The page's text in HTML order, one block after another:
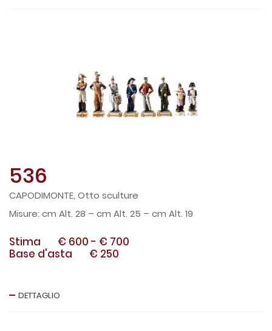
536
CAPODIMONTE, Otto sculture
cm Alt. 28 – cm Alt. 25 – cm Alt. 19
Stima € 600 - € 700
Base d'asta
€ 250
DETTAGLIO